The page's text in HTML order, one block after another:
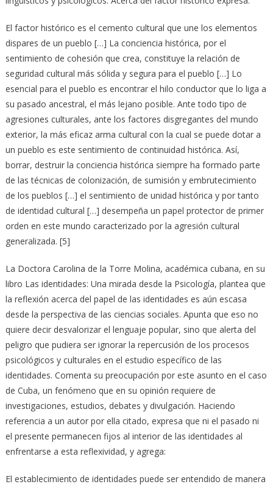
El factor histórico es el cemento cultural que une los elementos
dispares de un pueblo […] La conciencia histórica, por el
sentimiento de cohesión que crea, constituye la relación de
seguridad cultural más sólida y segura para el pueblo […] Lo
esencial para el pueblo es encontrar el hilo conductor que lo liga a
su pasado ancestral, el más lejano posible. Ante todo tipo de
agresiones culturales, ante los factores disgregantes del mundo
exterior, la más eficaz arma cultural con la cual se puede dotar a
un pueblo es este sentimiento de continuidad histórica. Así,
borrar, destruir la conciencia histórica siempre ha formado parte
de las técnicas de colonización, de sumisión y embrutecimiento
de los pueblos […] el sentimiento de unidad histórica y por tanto
de identidad cultural […] desempeña un papel protector de primer
orden en este mundo caracterizado por la agresión cultural
generalizada. [5]
La Doctora Carolina de la Torre Molina, académica cubana, en su
libro Las identidades: Una mirada desde la Psicología, plantea que
la reflexión acerca del papel de las identidades es aún escasa
desde la perspectiva de las ciencias sociales. Apunta que eso no
quiere decir desvalorizar el lenguaje popular, sino que alerta del
peligro que pudiera ser ignorar la repercusión de los procesos
psicológicos y culturales en el estudio específico de las
identidades. Comenta su preocupación por este asunto en el caso
de Cuba, un fenómeno que en su opinión requiere de
investigaciones, estudios, debates y divulgación. Haciendo
referencia a un autor por ella citado, expresa que ni el pasado ni
el presente permanecen fijos al interior de las identidades al
enfrentarse a esta reflexividad, y agrega:
El establecimiento de identidades puede ser entendido de manera